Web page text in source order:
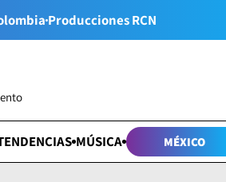
Producciones RCN
MÚSICA MÉXICO